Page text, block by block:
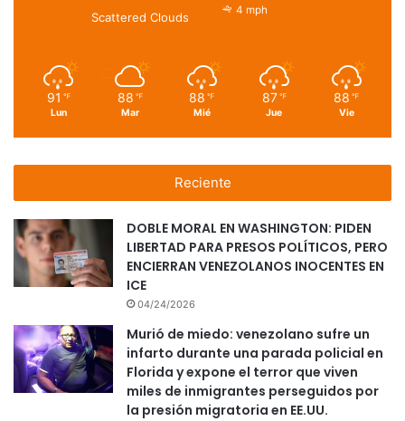
Scattered Clouds
4 mph
91 ℉
Lun
88 ℉
Mar
88 ℉
Mié
87 ℉
Jue
88 ℉
Vie
Reciente
DOBLE MORAL EN WASHINGTON: PIDEN
LIBERTAD PARA PRESOS POLÍTICOS, PERO
ENCIERRAN VENEZOLANOS INOCENTES EN
ICE
04/24/2026
Murió de miedo: venezolano sufre un
infarto durante una parada policial en
Florida y expone el terror que viven
miles de inmigrantes perseguidos por
la presión migratoria en EE.UU.